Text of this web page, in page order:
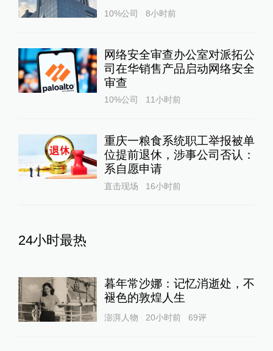
10%公司 8小时前
网络安全审查办公室对派拓公
司在华销售产品启动网络安全
审查
10%公司 11小时前
重庆一粮食系统职工举报被单
位提前退休，涉事公司否认：
系自愿申请
直击现场 16小时前
24小时最热
暮年常沙娜：记忆消逝处，不
褪色的敦煌人生
澎湃人物 20小时前 69评